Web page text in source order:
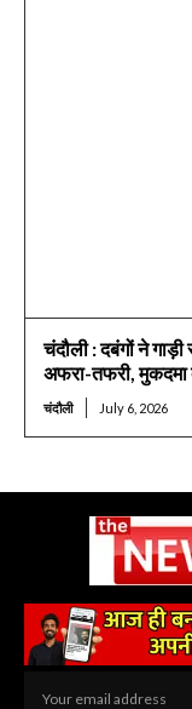
चंदौली : दबंगों ने
अफरा-तफरी, मुकदमा
चंदौली July 6, 2026